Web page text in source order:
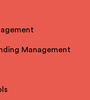
Management